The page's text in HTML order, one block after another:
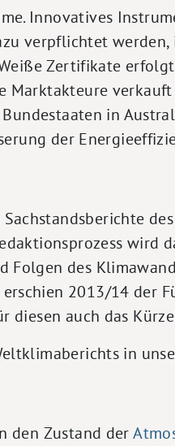
Innovatives
verpflichtet
Zertifikate
in
der
wird
Folgen des
2013/14 der
diesen auch das
in
den Zustand der